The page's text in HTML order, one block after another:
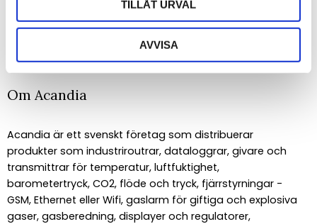
TILLÅT URVAL
AVVISA
Om Acandia
Acandia är ett svenskt företag som distribuerar
produkter som industriroutrar, dataloggrar, givare och
transmittrar för temperatur, luftfuktighet,
barometertryck, CO2, flöde och tryck, fjärrstyrningar -
GSM, Ethernet eller Wifi, gaslarm för giftiga och explosiva
gaser, gasberedning, displayer och regulatorer,